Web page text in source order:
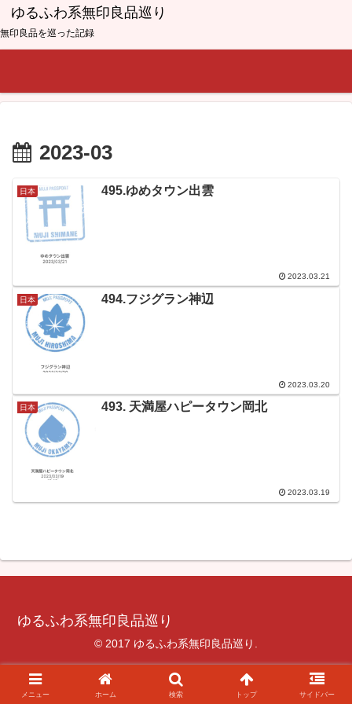
ゆるふわ系無印良品巡り
無印良品を巡った記録
2023-03
日本 495.ゆめタウン出雲
2023.03.21
日本 494.フジグラン神辺
2023.03.20
日本 493. 天満屋ハピータウン岡北
2023.03.19
ゆるふわ系無印良品巡り
© 2017 ゆるふわ系無印良品巡り.
メニュー ホーム 検索 トップ サイドバー